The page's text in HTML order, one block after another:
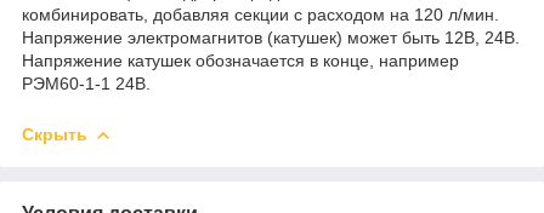
комбинировать, добавляя секции с расходом на 120 л/мин.
Напряжение электромагнитов (катушек) может быть 12В, 24В.
Напряжение катушек обозначается в конце, например
РЭМ60-1-1 24В.
Скрыть